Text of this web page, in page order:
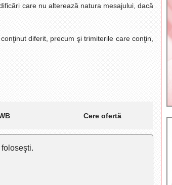
care nu alterează natura mesajului, dacă
diferit, precum şi trimiterile care conţin,
Cere ofertă